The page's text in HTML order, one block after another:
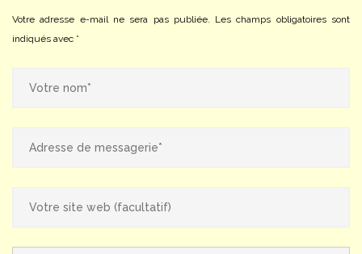
Votre adresse e-mail ne sera pas publiée.
Les champs obligatoires sont
indiqués avec *